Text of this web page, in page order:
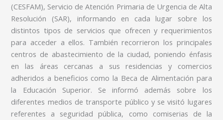
(CESFAM), Servicio de Atención Primaria de Urgencia de Alta
Resolución (SAR), informando en cada lugar sobre los
distintos tipos de servicios que ofrecen y requerimientos
para acceder a ellos. También recorrieron los principales
centros de abastecimiento de la ciudad, poniendo énfasis
en las áreas cercanas a sus residencias y comercios
adheridos a beneficios como la Beca de Alimentación para
la Educación Superior. Se informó además sobre los
diferentes medios de transporte público y se visitó lugares
referentes a seguridad pública, como comiserias de la